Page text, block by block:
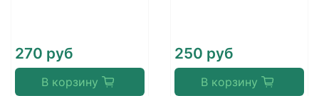
270 руб
В корзину
250 руб
В корзину